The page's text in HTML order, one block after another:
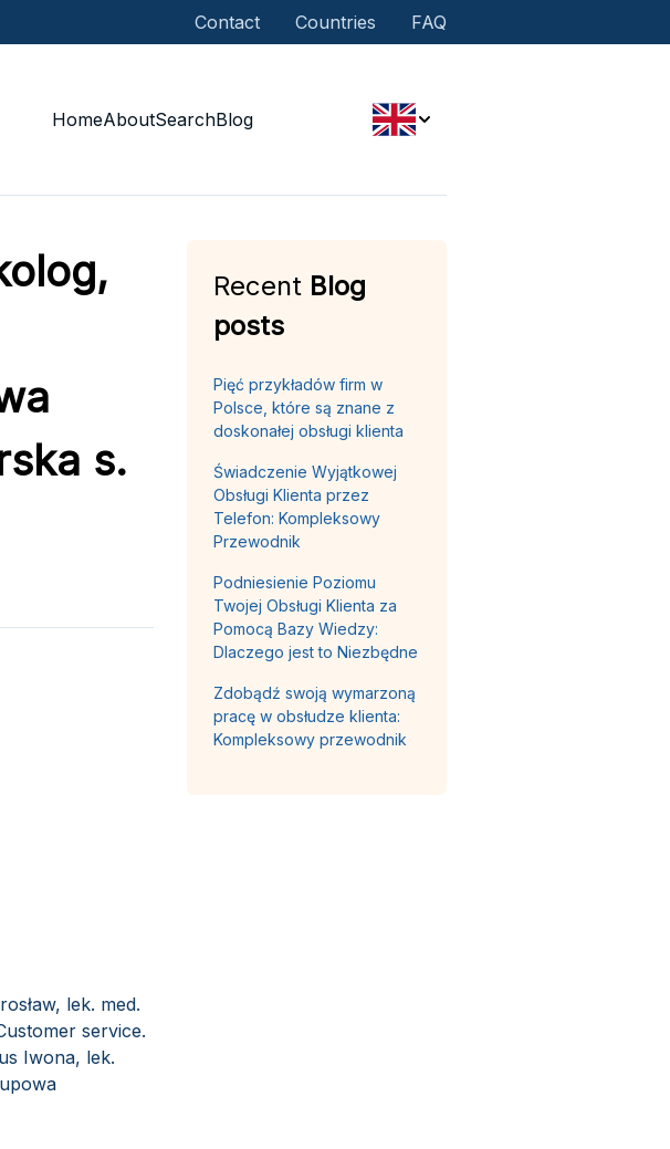
Contact Countries FAQ
HomeAboutSearchBlog
s.
lek. med.
service.
Iwona, lek.
Recent Blog
posts
Pięć przykładów firm w
Polsce, które są znane z
doskonałej obsługi klienta
Świadczenie Wyjątkowej
Obsługi Klienta przez
Telefon: Kompleksowy
Przewodnik
Podniesienie Poziomu
Twojej Obsługi Klienta za
Pomocą Bazy Wiedzy:
Dlaczego jest to Niezbędne
Zdobądź swoją wymarzoną
pracę w obsłudze klienta:
Kompleksowy przewodnik